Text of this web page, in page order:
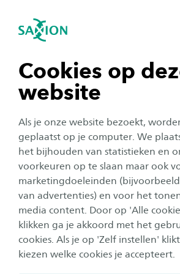
Cookies op
website
Als je onze website bezoekt,
geplaatst op je computer. We
het bijhouden van statistieken en
voorkeuren op te slaan maar ook
marketingdoeleinden
van advertenties) en voor het
media content. Door op 'Alle
klikken ga je akkoord met het
cookies. Als je op 'Zelf instellen'
kiezen welke cookies je accepteert.
Navigatie openen
tonen
tonen
tonen
tonen
sluiten
Meet & Greet: mis
Voordat je start met de
Development maken we graag
Dit doen we tijdens een Meet &
gezellige dag waar je alvast een
jouw toekomstige studie!
Wat is Meet & Greet?
Na je aanmelding bij Saxion wil je
je te wachten staat. Met wie ga je
en wie zijn de docenten? En hoe zien
bij Saxion er eigenlijk uit? Dat ontdek
& Greet van jouw opleiding. Dit is